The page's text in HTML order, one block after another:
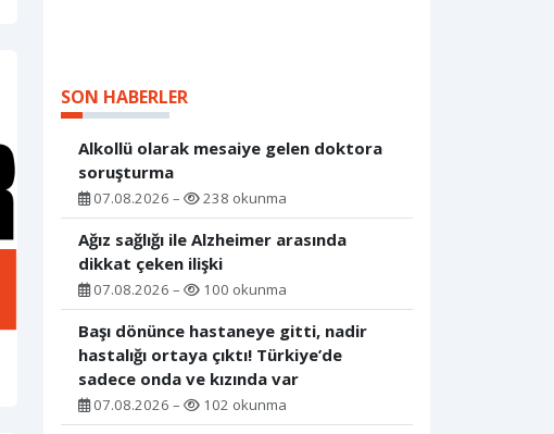
SON HABERLER
Alkollü olarak mesaiye gelen doktora
soruşturma
07.08.2026 – 238 okunma
Ağız sağlığı ile Alzheimer arasında
dikkat çeken ilişki
07.08.2026 – 100 okunma
Başı dönünce hastaneye gitti, nadir
hastalığı ortaya çıktı! Türkiye’de
sadece onda ve kızında var
07.08.2026 – 102 okunma